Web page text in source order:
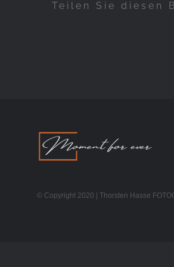
Teilen Sie diesen
© Copyright 2020 | Thorsten Hasse